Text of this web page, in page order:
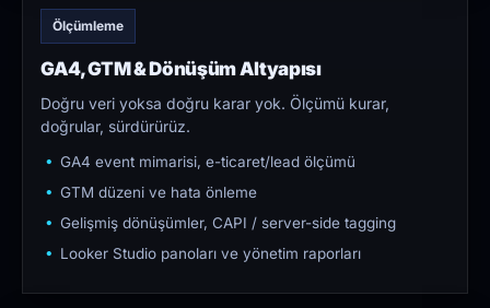
Ölçümleme
GA4, GTM & Dönüşüm Altyapısı
Doğru veri yoksa doğru karar yok. Ölçümü kurar,
doğrular, sürdürürüz.
GA4 event mimarisi, e-ticaret/lead ölçümü
GTM düzeni ve hata önleme
Gelişmiş dönüşümler, CAPI / server-side tagging
Looker Studio panoları ve yönetim raporları